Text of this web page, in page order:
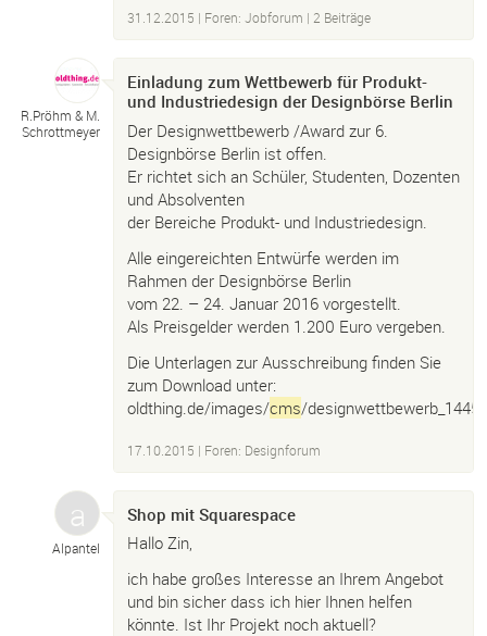
31.12.2015 | Foren: Jobforum | 2 Beiträge
R. Pröhm & M.
Schrottmeyer
Einladung zum Wettbewerb für Produkt-
und Industriedesign der Designbörse Berlin
Der Designwettbewerb /Award zur 6.
Designbörse Berlin ist offen.
Er richtet sich an Schüler, Studenten, Dozenten
und Absolventen
der Bereiche Produkt- und Industriedesign.
Alle eingereichten Entwürfe werden im
Rahmen der Designbörse Berlin
vom 22. – 24. Januar 2016 vorgestellt.
Als Preisgelder werden 1.200 Euro vergeben.
Die Unterlagen zur Ausschreibung finden Sie
zum Download unter:
oldthing.de/images/cms/
17.10.2015 | Foren: Designforum
Alpantel
Shop mit Squarespace
Hallo Zin,
ich habe großes Interesse an Ihrem Angebot
und bin sicher dass ich hier Ihnen helfen
könnte. Ist Ihr Projekt noch aktuell?